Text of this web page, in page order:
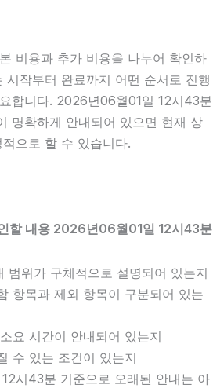
비용과 추가 비용을 나누어 확인하
시작부터 완료까지 어떤 순서로 진행
합니다. 2026년06월01일 12시43분
명확하게 안내되어 있으면 현재 상
으로 할 수 있습니다.
할 내용 2026년06월01일 12시43분
범위가 구체적으로 설명되어 있는지
항목과 제외 항목이 구분되어 있는
요 시간이 안내되어 있는지
수 있는 조건이 있는지
시43분 기준으로 오래된 안내는 아